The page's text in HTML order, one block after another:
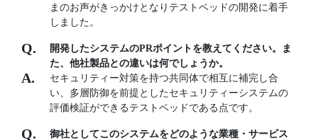
まのお声がきっかけとなりテストベッドの開発に着手
しました。
開発したシステムのPRポイントを教えてください。ま
た、他社製品との違いは何でしょうか。
セキュリティー対策を持つ共同体で相互に補完し合
い、多層防御を前提としたセキュリティーシステムの
評価検証ができるテストベッドである点です。
御社としてこのシステムをどのような業種・サービス